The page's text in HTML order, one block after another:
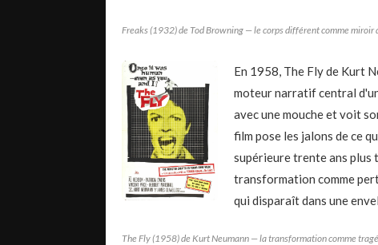
Freaks (1932) de Tod Browning — le corps différent comme miroir
En 1958, The Fly de Kurt
moteur narratif central
avec une mouche et voit
film pose les jalons de ce
supérieure trente ans plus
transformation comme
qui disparaît dans une
The Fly (1958) de Kurt Neumann — la transformation comme